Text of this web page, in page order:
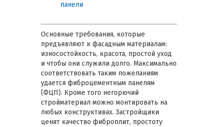
панели
Основные требования, которые
предъявляют к фасадным материалам:
износостойкость, красота, простой уход
и чтобы они служили долго. Максимально
соответствовать таким пожеланиям
удается фиброцементным панелям
(ФЦП). Кроме того негорючий
стройматериал можно монтировать на
любых конструктивах. Застройщики
ценят качество фиброплит, простоту